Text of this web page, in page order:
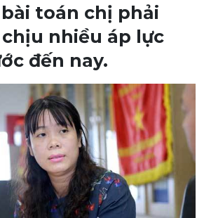
toán chị phải
nhiều áp lực
đến nay.